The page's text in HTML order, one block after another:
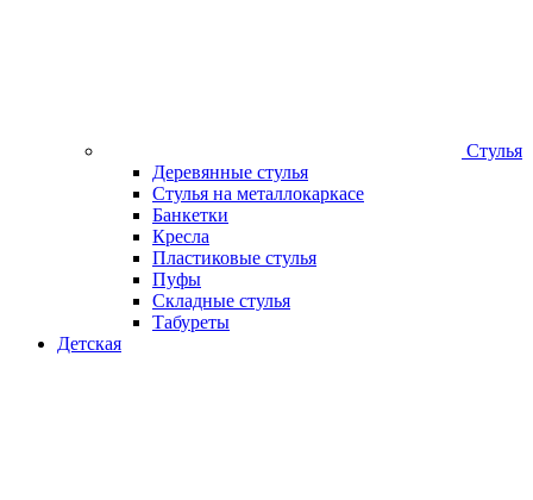
Стулья
Деревянные стулья
Стулья на металлокаркасе
Банкетки
Кресла
Пластиковые стулья
Пуфы
Складные стулья
Табуреты
Детская